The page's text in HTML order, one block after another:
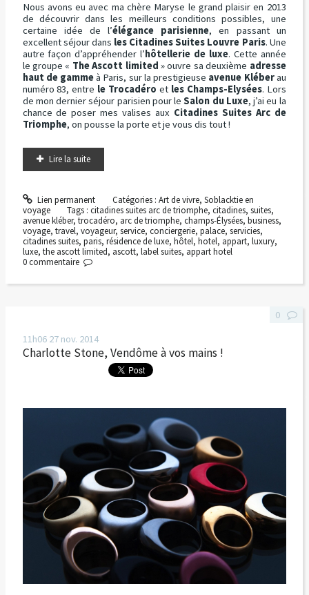
Nous avons eu avec ma chère Maryse le grand plaisir en 2013
de découvrir dans les meilleurs conditions possibles, une
certaine idée de l’élégance parisienne, en passant un
excellent séjour dans les Citadines Suites Louvre Paris. Une
autre façon d’appréhender l’hôtellerie de luxe. Cette année
le groupe « The Ascott limited » ouvre sa deuxième adresse
haut de gammeà Paris, sur la prestigieuse avenue Kléberau
numéro 83, entre le Trocadéro et les Champs-Elysées. Lors
de mon dernier séjour parisien pour leSalon du Luxe, j’ai eu la
chance de poser mes valises aux Citadines Suites Arc de
Triomphe, on pousse la porte et je vous dis tout !
Lire la suite
Lien permanent Catégories : Art de vivre, Soblacktie en
voyage
Tags :citadines suites arc de triomphe,citadines,suites,
avenue kléber, trocadéro, arc de triomphe, champs-Élysées, business,
voyage, travel, voyageur, service, conciergerie, palace, servicies,
citadines suites, paris, résidence de luxe, hôtel, hotel, appart, luxury,
luxe, the ascott limited, ascott, label suites, appart hotel
0 commentaire
11h06 27 nov. 2014
Charlotte Stone, Vendôme à vos mains !
0